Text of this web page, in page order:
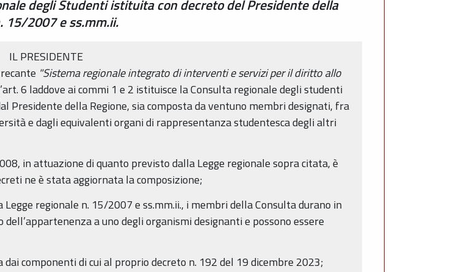
degli Studenti istituita con decreto del Presidente della
15/2007 e ss.mm.ii.
IL PRESIDENTE
"Sistema regionale integrato di interventi e servizi per il diritto allo
6 laddove ai commi 1 e 2 istituisce la Consulta regionale degli studenti
Presidente della Regione, sia composta da ventuno membri designati, fra
e dagli equivalenti organi di rappresentanza studentesca degli altri
in attuazione di quanto previsto dalla Legge regionale sopra citata, è
ne è stata aggiornata la composizione;
regionale n. 15/2007 e ss.mm.ii., i membri della Consulta durano in
a uno degli organismi designanti e possono essere
componenti di cui al proprio decreto n. 192 del 19 dicembre 2023;